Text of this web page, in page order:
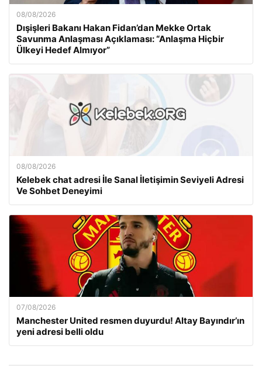
08/08/2026
Dışişleri Bakanı Hakan Fidan’dan Mekke Ortak
Savunma Anlaşması Açıklaması: “Anlaşma Hiçbir
Ülkeyi Hedef Almıyor”
08/08/2026
Kelebek chat adresi İle Sanal İletişimin Seviyeli Adresi
Ve Sohbet Deneyimi
07/08/2026
Manchester United resmen duyurdu! Altay Bayındır’ın
yeni adresi belli oldu